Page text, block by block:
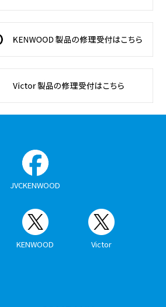
JVCKENWOOD
KENWOOD Victor